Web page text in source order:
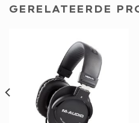
GERELATEERDE